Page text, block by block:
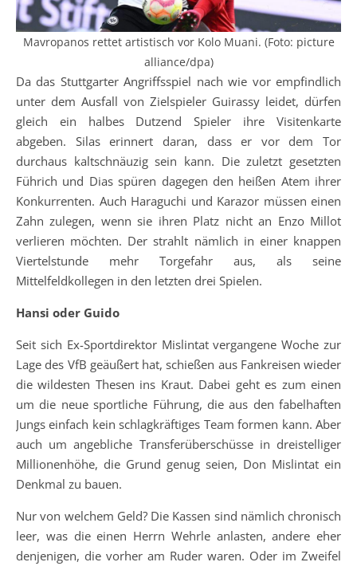
Mavropanos rettet artistisch vor Kolo Muani. (Foto: picture
alliance/dpa)
Da das Stuttgarter Angriffsspiel nach wie vor empfindlich
unter dem Ausfall von Zielspieler Guirassy leidet, dürfen
gleich ein halbes Dutzend Spieler ihre Visitenkarte
abgeben. Silas erinnert daran, dass er vor dem Tor
durchaus kaltschnäuzig sein kann. Die zuletzt gesetzten
Führich und Dias spüren dagegen den heißen Atem ihrer
Konkurrenten. Auch Haraguchi und Karazor müssen einen
Zahn zulegen, wenn sie ihren Platz nicht an Enzo Millot
verlieren möchten. Der strahlt nämlich in einer knappen
Viertelstunde mehr Torgefahr aus, als seine
Mittelfeldkollegen in den letzten drei Spielen.
Hansi oder Guido
Seit sich Ex-Sportdirektor Mislintat vergangene Woche zur
Lage des VfB geäußert hat, schießen aus Fankreisen wieder
die wildesten Thesen ins Kraut. Dabei geht es zum einen
um die neue sportliche Führung, die aus den fabelhaften
Jungs einfach kein schlagkräftiges Team formen kann. Aber
auch um angebliche Transferüberschüsse in dreistelliger
Millionenhöhe, die Grund genug seien, Don Mislintat ein
Denkmal zu bauen.
Nur von welchem Geld? Die Kassen sind nämlich chronisch
leer, was die einen Herrn Wehrle anlasten, andere eher
denjenigen, die vorher am Ruder waren. Oder im Zweifel